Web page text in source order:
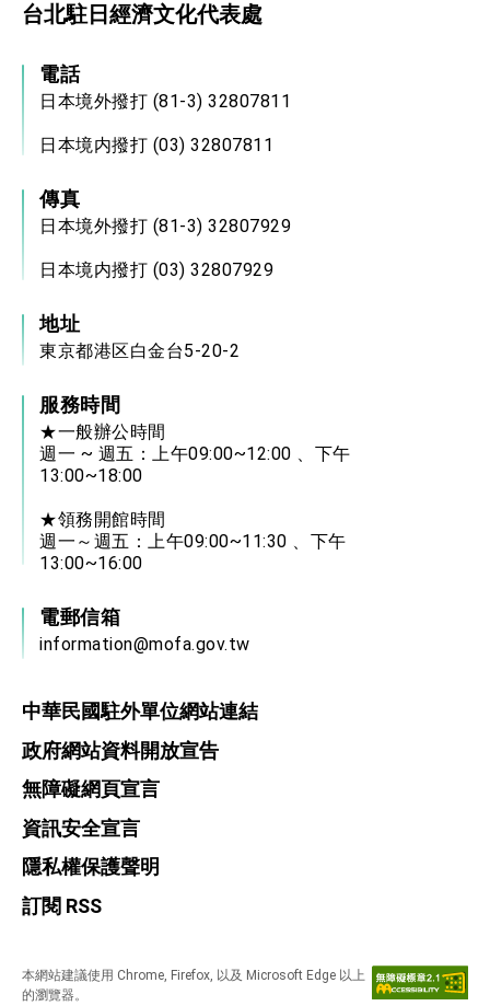
外交部與數位發展部攜手合作，整合台灣雄厚數
位實力，達成固邦榮邦目標
民調顯示多數國人滿意政府外交表現，高度支持
「總合外交」與台歐美日關係深化
總統以「韌性之島，希望之光」為題發表2026新
年談話
命運
變局中 奮起的新臺灣 總統發表國慶演說
總統發表執政周年談話 盼面對未來挑戰 堅持
我國政府將在美國亞利桑納州設立「駐鳳凰城辦
事處」，進一步深化台美交流合作
台北駐日經濟文化代表處
電話
日本境外撥打 (81-3) 32807811
日本境内撥打 (03) 32807811
傳真
日本境外撥打 (81-3) 32807929
日本境内撥打 (03) 32807929
地址
東京都港区白金台5-20-2
服務時間
★一般辦公時間
週一 ~ 週五：上午09:00~12:00 、下午
13:00~18:00
★領務開館時間
週一～週五：上午09:00~11:30 、下午
13:00~16:00
電郵信箱
information@mofa.gov.tw
中華民國駐外單位網站連結
政府網站資料開放宣告
無障礙網頁宣言
資訊安全宣言
隱私權保護聲明
訂閱 RSS
本網站建議使用 Chrome, Firefox, 以及 Microsoft Edge 以上
的瀏覽器。